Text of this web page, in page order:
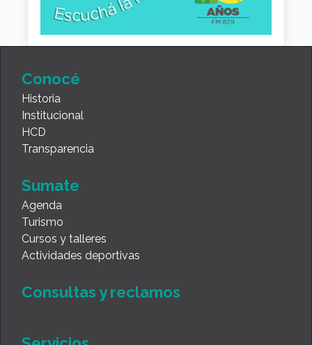
Conocé
Historia
Institucional
HCD
Transparencia
Sumate
Agenda
Turismo
Cursos y talleres
Actividades deportivas
Consultas y reclamos